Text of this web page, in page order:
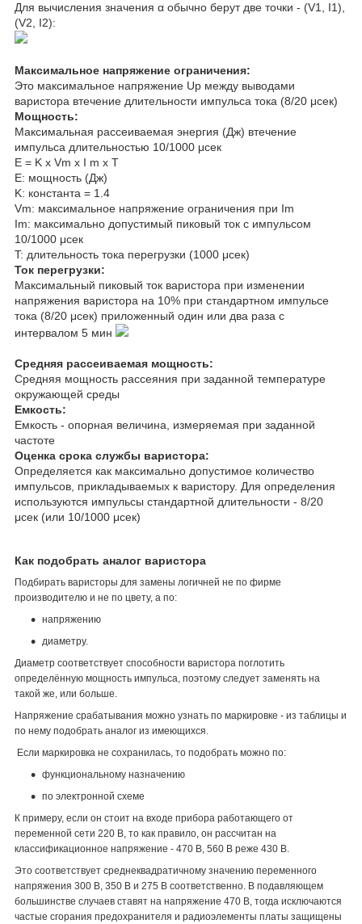
Для вычисления значения α обычно берут две точки - (V1 , I1),
(V2 , I2):
Максимальное напряжение ограничения:
Это максимальное напряжение Up между выводами
варистора втечение длительности импульса тока (8/20 μсек)
Мощность:
Максимальная рассеиваемая энергия (Дж) втечение
импульса длительностью 10/1000 μсек
E = K x Vm x I m x T
E: мощность (Дж)
K: константа = 1.4
Vm: максимальное напряжение ограничения при Im
Im: максимально допустимый пиковый ток с импульсом
10/1000 μсек
T: длительность тока перегрузки (1000 μсек)
Ток перегрузки:
Максимальный пиковый ток варистора при изменении
напряжения варистора на 10% при стандартном импульсе
тока (8/20 μсек) приложенный один или два раза с
интервалом 5 мин
Средняя рассеиваемая мощность:
Средняя мощность рассеяния при заданной температуре
окружающей среды
Емкость:
Емкость - опорная величина, измеряемая при заданной
частоте
Оценка срока службы варистора:
Определяется как максимально допустимое количество
импульсов, прикладываемых к варистору. Для определения
используются импульсы стандартной длительности - 8/20
μсек (или 10/1000 μсек)
Как подобрать аналог варистора
Подбирать варисторы для замены логичней не по фирме
производителю и не по цвету, а по:
напряжению
диаметру.
Диаметр соответствует способности варистора поглотить
определённую мощность импульса, поэтому следует заменять на
такой же, или больше.
Напряжение срабатывания можно узнать по маркировке - из таблицы и
по нему подобрать аналог из имеющихся.
Если маркировка не сохранилась, то подобрать можно по:
функциональному назначению
по электронной схеме
К примеру, если он стоит на входе прибора работающего от
переменной сети 220 В, то как правило, он рассчитан на
классификационное напряжение - 470 В, 560 В реже 430 В.
Это соответствует среднеквадратичному значению переменного
напряжения 300 В, 350 В и 275 В соответственно. В подавляющем
большинстве случаев ставят на напряжение 470 В, тогда исключаются
частые сгорания предохранителя и радиоэлементы платы защищены